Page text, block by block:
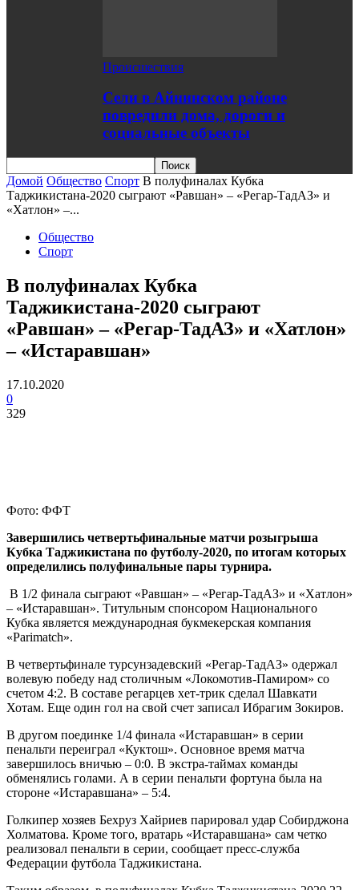
Происшествия
Сели в Айнинском районе
повредили дома, дороги и
социальные объекты
Домой Общество Спорт В полуфиналах Кубка
Таджикистана-2020 сыграют «Равшан» – «Регар-ТадАЗ» и
«Хатлон» –...
Общество
Спорт
В полуфиналах Кубка
Таджикистана-2020 сыграют
«Равшан» – «Регар-ТадАЗ» и «Хатлон»
– «Истаравшан»
17.10.2020
0
329
Фото: ФФТ
Завершились четвертьфинальные матчи розыгрыша
Кубка Таджикистана по футболу-2020, по итогам которых
определились полуфинальные пары турнира.
В 1/2 финала сыграют «Равшан» – «Регар-ТадАЗ» и «Хатлон»
– «Истаравшан». Титульным спонсором Национального
Кубка является международная букмекерская компания
«Parimatch».
В четвертьфинале турсунзадевский «Регар-ТадАЗ» одержал
волевую победу над столичным «Локомотив-Памиром» со
счетом 4:2. В составе регарцев хет-трик сделал Шавкати
Хотам. Еще один гол на свой счет записал Ибрагим Зокиров.
В другом поединке 1/4 финала «Истаравшан» в серии
пенальти переиграл «Куктош». Основное время матча
завершилось вничью – 0:0. В экстра-таймах команды
обменялись голами. А в серии пенальти фортуна была на
стороне «Истаравшана» – 5:4.
Голкипер хозяев Бехруз Хайриев парировал удар Собирджона
Холматова. Кроме того, вратарь «Истаравшана» сам четко
реализовал пенальти в серии, сообщает пресс-служба
Федерации футбола Таджикистана.